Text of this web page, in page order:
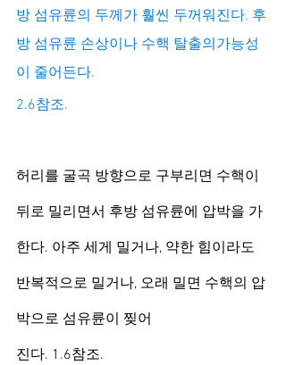
방 섬유륜의 두께가 훨씬 두꺼워진다. 후
방 섬유륜 손상이나 수핵 탈출의가능성
이 줄어든다.
2.6참조.
허리를 굴곡 방향으로 구부리면 수핵이
뒤로 밀리면서 후방 섬유륜에 압박을 가
한다. 아주 세게 밀거나, 약한 힘이라도
반복적으로 밀거나, 오래 밀면 수핵의 압
박으로 섬유륜이 찢어
진다. 1.6참조.